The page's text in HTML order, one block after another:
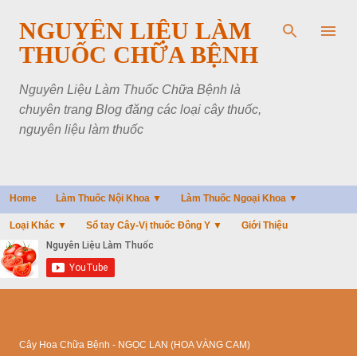
Chuyển đến nội dung chính
NGUYÊN LIỆU LÀM
THUỐC CHỮA BỆNH
Nguyên Liệu Làm Thuốc Chữa Bệnh là
chuyên trang Blog đăng các loại cây thuốc,
nguyên liệu làm thuốc
Home Làm Thuốc Nội Khoa ▼ Làm Thuốc Ngoại Khoa ▼
Loại Khác ▼ Sổ tay Cây-Vị thuốc Đông Y ▼ Giới Thiệu
Cây Hoa Chữa Bệnh - NGỌC LAN (HOA VÀNG CAM)